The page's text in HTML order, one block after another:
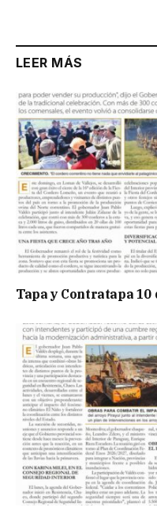
LEER MÁS
Tapa y Contratapa 10